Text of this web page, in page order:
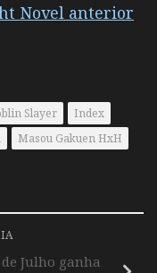
Novel anterior
Slayer
Index
Masou Gakuen HxH
Julho ganha